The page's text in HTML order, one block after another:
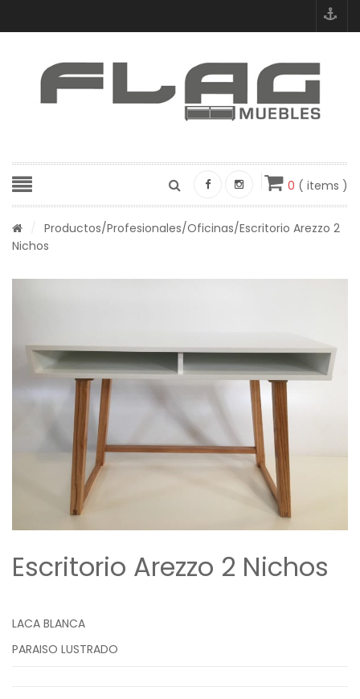
0 ( items )
Productos/Profesionales/Oficinas/Escritorio Arezzo 2
Nichos
Escritorio Arezzo 2 Nichos
LACA BLANCA
PARAISO LUSTRADO